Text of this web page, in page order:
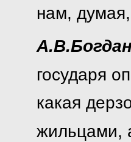
нам,
государя
какая
жильцами,